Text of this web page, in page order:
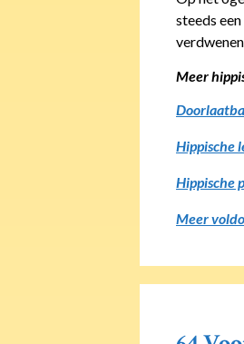
steeds
Meer
Hippische
Hippische
Meer